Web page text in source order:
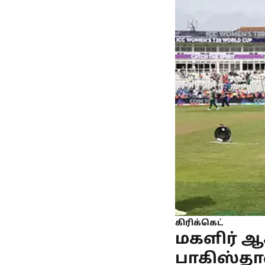
கிரிக்கெட்
மகளிர்